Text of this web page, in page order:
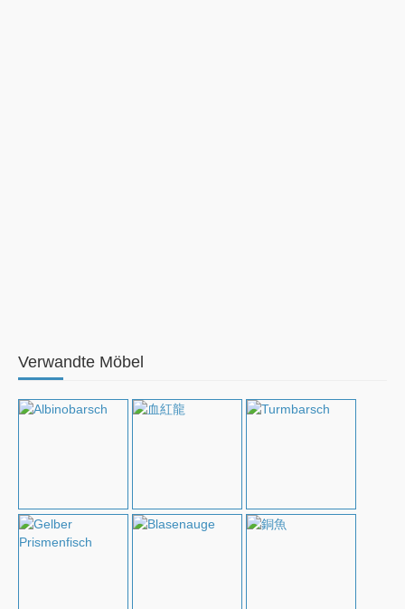
Verwandte Möbel